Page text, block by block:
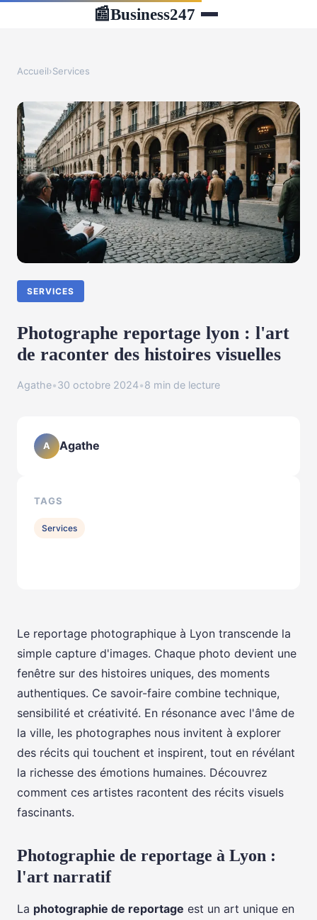
📰Business247
Accueil›Services
SERVICES
Photographe reportage lyon : l'art
de raconter des histoires visuelles
Agathe•30 octobre 2024•8 min de lecture
Le reportage photographique à Lyon transcende la
simple capture d'images. Chaque photo devient une
fenêtre sur des histoires uniques, des moments
authentiques. Ce savoir-faire combine technique,
sensibilité et créativité. En résonance avec l'âme de
la ville, les photographes nous invitent à explorer
des récits qui touchent et inspirent, tout en révélant
la richesse des émotions humaines. Découvrez
comment ces artistes racontent des récits visuels
fascinants.
Photographie de reportage à Lyon :
l'art narratif
La photographie de reportage est un art unique en
A Agathe
TAGS
Services